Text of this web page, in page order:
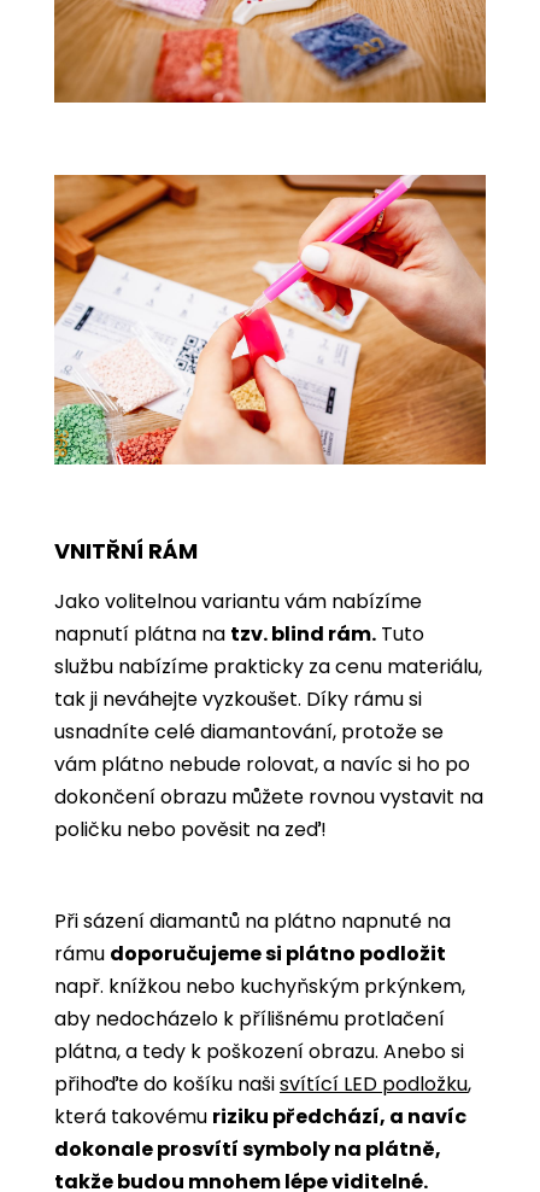
VNITŘNÍ RÁM
Jako volitelnou variantu vám nabízíme
napnutí plátna na tzv. blind rám. Tuto
službu nabízíme prakticky za cenu materiálu,
tak ji neváhejte vyzkoušet. Díky rámu si
usnadníte celé diamantování, protože se
vám plátno nebude rolovat, a navíc si ho po
dokončení obrazu můžete rovnou vystavit na
poličku nebo pověsit na zeď!
Při sázení diamantů na plátno napnuté na
rámu doporučujeme si plátno podložit
např. knížkou nebo kuchyňským prkýnkem,
aby nedocházelo k přílišnému protlačení
plátna, a tedy k poškození obrazu. Anebo si
přihoďte do košíku našisvítící LED podložku,
která takovému riziku předchází, a navíc
dokonale prosvítí symboly na plátně,
takže budou mnohem lépe viditelné.